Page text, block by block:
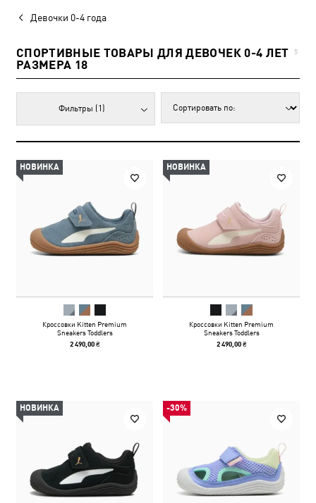
Девочки 0-4 года
СПОРТИВНЫЕ ТОВАРЫ ДЛЯ ДЕВОЧЕК 0-4 ЛЕТ
РАЗМЕРА 18
5
Фильтры (1)
НОВИНКА
Кроссовки Kitten Premium
Sneakers Toddlers
2 490,00 ₴
НОВИНКА
Кроссовки Kitten Premium
Sneakers Toddlers
2 490,00 ₴
НОВИНКА -30%